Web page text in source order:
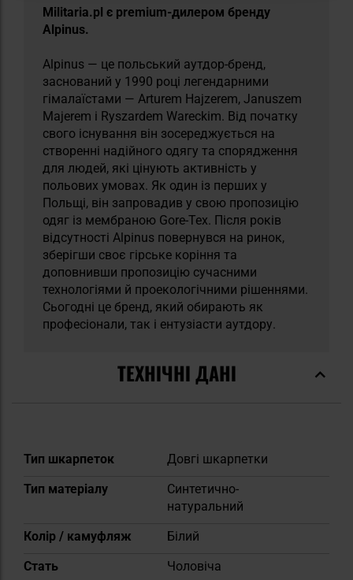
Militaria.pl є premium-дилером бренду
Alpinus.
Alpinus — це польський аутдор-бренд,
заснований у 1990 році легендарними
гімалаїстами — Arturem Hajzerem, Januszem
Majerem і Ryszardem Wareckim. Від початку
свого існування він зосереджується на
створенні надійного одягу та спорядження
для людей, які цінують активність у
польових умовах. Як один із перших у
Польщі, він запровадив у свою пропозицію
одяг із мембраною Gore-Tex. Після років
відсутності Alpinus повернувся на ринок,
зберігши своє гірське коріння та
доповнивши пропозицію сучасними
технологіями й проекологічними рішеннями.
Сьогодні це бренд, який обирають як
професіонали, так і ентузіасти аутдору.
ТЕХНІЧНІ ДАНІ
Докладніше
Тип шкарпеток
Довгі шкарпетки
Тип матеріалу
Синтетично-
натуральний
Колір / камуфляж
Білий
Cтать
Чоловіча